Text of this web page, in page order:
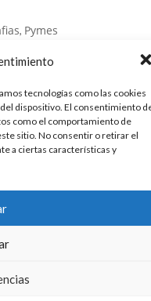
tecnologías como las cookies
dispositivo. El consentimiento
como el comportamiento de
sitio. No consentir o retirar el
a ciertas características y
, Pymes
computing
del Cloud
par de años, ni